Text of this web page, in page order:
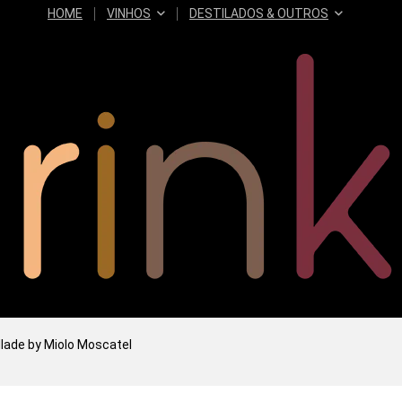
HOME VINHOS DESTILADOS & OUTROS
by Miolo Moscatel